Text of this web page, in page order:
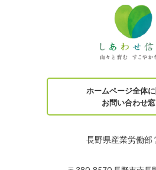
ホームページ全体
お問い合わせ
長野県産業労働部